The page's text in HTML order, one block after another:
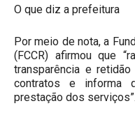
O que diz a prefeitura
Por meio de nota, a
(FCCR) afirmou que
transparência e
contratos e informa
prestação dos serviços”.